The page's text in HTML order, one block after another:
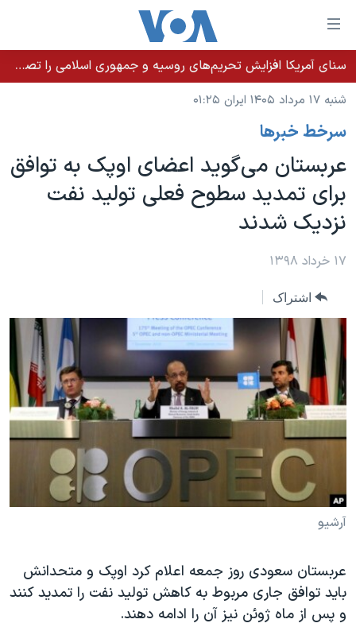
لینکهای
قابل
دسترسی
جهش
محتوای
اصلی
جهش
به
صفحه
جهش
خانه
نسخه سبک وب‌سایت
موضوع ها
ایران
آمریکا
جهان
ورزشی
ویدیوها
فرهنگ و زندگی
حقوق شهروندی
علم و فناوری
اسرائیل در جنگ
برنامه های تلویزیونی
جدول برنامه ها
صفحه‌های ویژه
جام جهانی ۲۰۲۶
بایگانی برنامه‌های تلویزیونی
مستندها
انتخابات ریاست جمهوری آمریکا ۲۰۲۴
رمز مهسا
ورزش زنان در ایران
تریبونال مردمی آبان ۹۸
دادگاه حمید نوری
فرکانس‌های صدای آمریکا
پخش رادیویی
یادگیری زبان انگلیسی
دنبال کنید
زبانهای مختلف
سنای آمریکا افزایش تحریم‌های روسیه و جمهوری اسلامی را تصویب کرد؛ زلنسکی از این اقدام تشکر کرد
شنبه ۱۷ مرداد ۱۴۰۵ ایران ۰۱:۲۵
سرخط خبرها
عربستان می‌گوید اعضای اوپک به توافق
برای تمدید سطوح فعلی تولید نفت
نزدیک شدند
۱۷ خرداد ۱۳۹۸
اشتراک
آرشیو
عربستان سعودی روز جمعه اعلام کرد اوپک و متحدانش
باید توافق جاری مربوط به کاهش تولید نفت را تمدید کنند
و پس از ماه ژوئن نیز آن را ادامه دهند.